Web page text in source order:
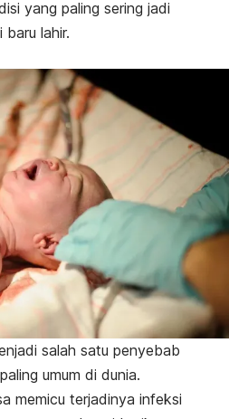
yang paling sering jadi
lahir.
salah satu penyebab
umum di dunia.
memicu terjadinya infeksi